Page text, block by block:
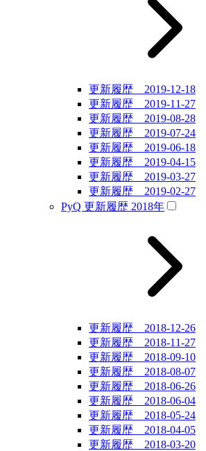
更新履歴 2019-12-18
更新履歴 2019-11-27
更新履歴 2019-08-28
更新履歴 2019-07-24
更新履歴 2019-06-18
更新履歴 2019-04-15
更新履歴 2019-03-27
更新履歴 2019-02-27
PyQ 更新履歴 2018年
更新履歴 2018-12-26
更新履歴 2018-11-27
更新履歴 2018-09-10
更新履歴 2018-08-07
更新履歴 2018-06-26
更新履歴 2018-06-04
更新履歴 2018-05-24
更新履歴 2018-04-05
更新履歴 2018-03-20